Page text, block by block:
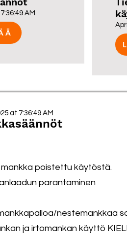
AM
at 7:36:49 AM
mankka poistettu käytöstä.
parantaminen
nestemankkaa
ja irtomankan käyttö